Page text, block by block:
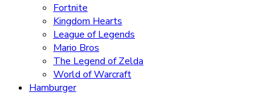
Fortnite
Kingdom Hearts
League of Legends
Mario Bros
The Legend of Zelda
World of Warcraft
Hamburger